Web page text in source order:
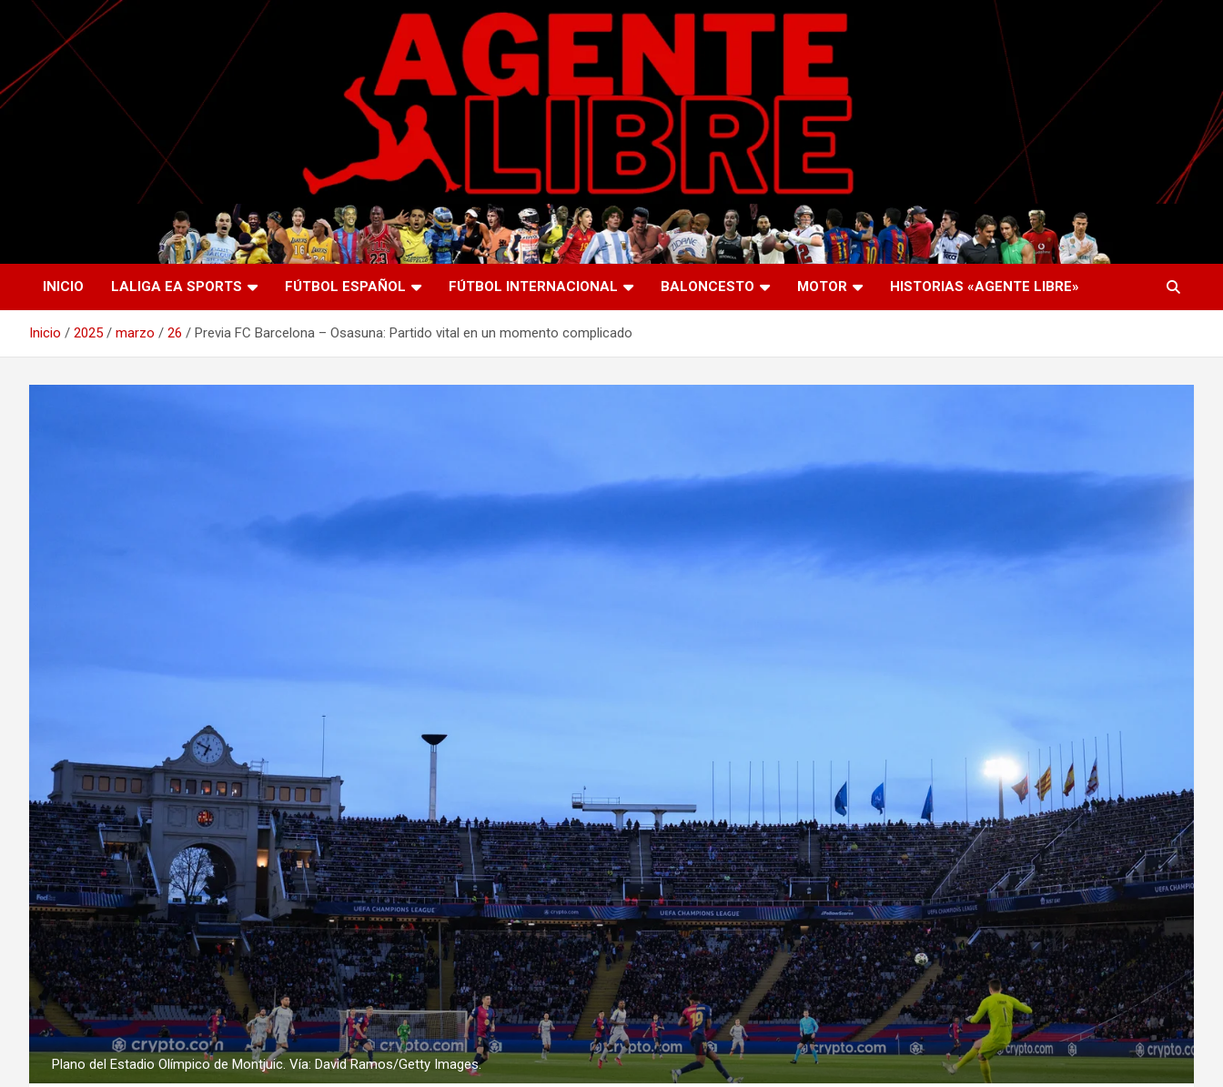
Saltar
contenido
Agente Libre Digital
La nueva generación del periodismo deportivo.
INICIO LALIGA EA SPORTS FÚTBOL ESPAÑOL FÚTBOL INTERNACIONAL BALONCESTO MOTOR HISTORIAS «AGENTE LIBRE»
Inicio 2025 marzo 26 Previa FC Barcelona – Osasuna: Partido vital en un momento complicado
Plano del Estadio Olímpico de Montjuic. Vía: David Ramos/Getty Images.